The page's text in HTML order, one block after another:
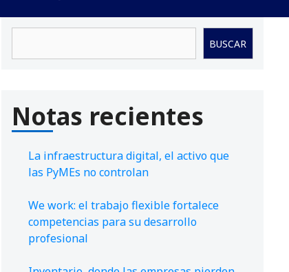
BUSCAR
Notas recientes
La infraestructura digital, el activo que
las PyMEs no controlan
We work: el trabajo flexible fortalece
competencias para su desarrollo
profesional